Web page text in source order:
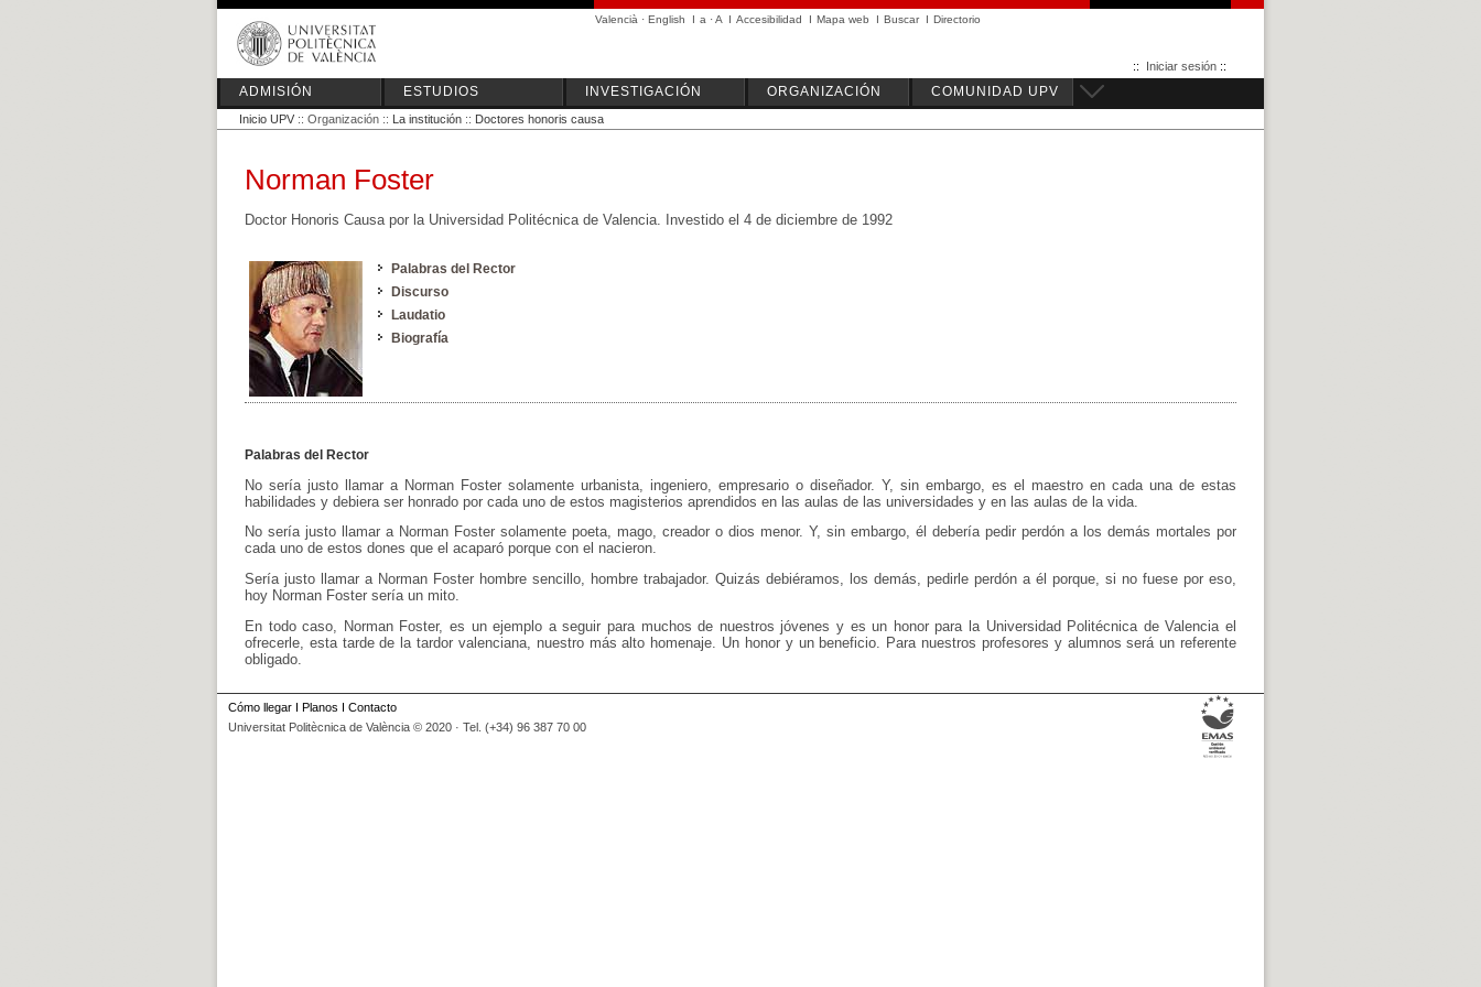
Valencià · English I a ·A I Accesibilidad I Mapa web I BuscarI Directorio
:: Iniciar sesión ::
ADMISIÓN ESTUDIOS INVESTIGACIÓN ORGANIZACIÓN COMUNIDAD UPV
Inicio UPV :: Organización :: La institución :: Doctores honoris causa
Norman Foster
Doctor Honoris Causa por la Universidad Politécnica de Valencia. Investido el 4 de diciembre de 1992
Palabras del Rector
Discurso
Laudatio
Biografía
Palabras del Rector
No sería justo llamar a Norman Foster solamente urbanista, ingeniero, empresario o diseñador. Y, sin embargo, es el maestro en cada una de estas
habilidades y debiera ser honrado por cada uno de estos magisterios aprendidos en las aulas de las universidades y en las aulas de la vida.
No sería justo llamar a Norman Foster solamente poeta, mago, creador o dios menor. Y, sin embargo, él debería pedir perdón a los demás mortales por
cada uno de estos dones que el acaparó porque con el nacieron.
Sería justo llamar a Norman Foster hombre sencillo, hombre trabajador. Quizás debiéramos, los demás, pedirle perdón a él porque, si no fuese por eso,
hoy Norman Foster sería un mito.
En todo caso, Norman Foster, es un ejemplo a seguir para muchos de nuestros jóvenes y es un honor para la Universidad Politécnica de Valencia el
ofrecerle, esta tarde de la tardor valenciana, nuestro más alto homenaje. Un honor y un beneficio. Para nuestros profesores y alumnos será un referente
obligado.
Cómo llegar I Planos I Contacto
Universitat Politècnica de València © 2020 · Tel. (+34) 96 387 70 00